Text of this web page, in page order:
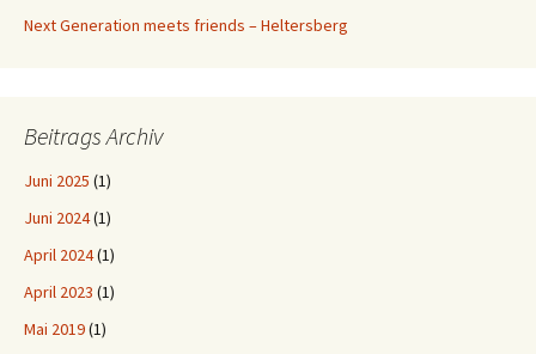
Next Generation meets friends – Heltersberg
Beitrags Archiv
Juni 2025 (1)
Juni 2024(1)
April 2024(1)
April 2023 (1)
Mai 2019(1)